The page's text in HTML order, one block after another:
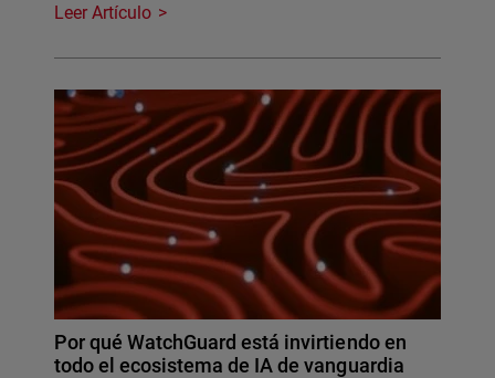
Leer Artículo
Por qué WatchGuard está invirtiendo en
todo el ecosistema de IA de vanguardia